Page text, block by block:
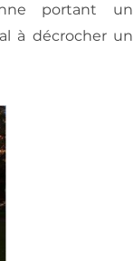
portant un
à décrocher un